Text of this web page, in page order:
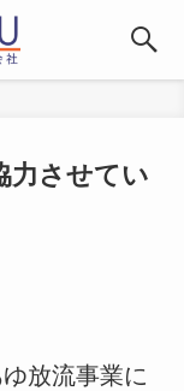
力させてい
放流事業に